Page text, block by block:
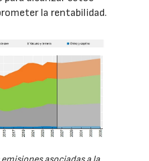
la rentabilidad.